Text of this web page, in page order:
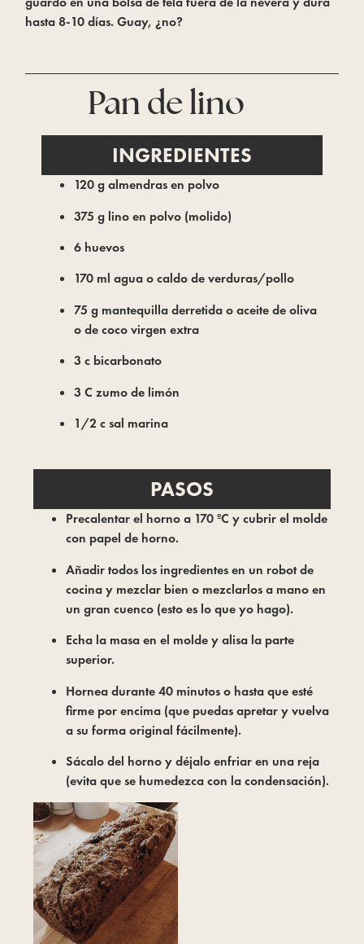
hasta 8-10 días. Guay, ¿no?
Pan de lino
INGREDIENTES
120 g almendras en polvo
375 g lino en polvo (molido)
6 huevos
170 ml agua o caldo de verduras/pollo
75 g mantequilla derretida o aceite de oliva
o de coco virgen extra
3 c bicarbonato
3 C zumo de limón
1/2 c sal marina
PASOS
Precalentar el horno a 170 ºC y cubrir el molde
con papel de horno.
Añadir todos los ingredientes en un robot de
cocina y mezclar bien o mezclarlos a mano en
un gran cuenco (esto es lo que yo hago).
Echa la masa en el molde y alisa la parte
superior.
Hornea durante 40 minutos o hasta que esté
firme por encima (que puedas apretar y vuelva
a su forma original fácilmente).
Sácalo del horno y déjalo enfriar en una reja
(evita que se humedezca con la condensación).